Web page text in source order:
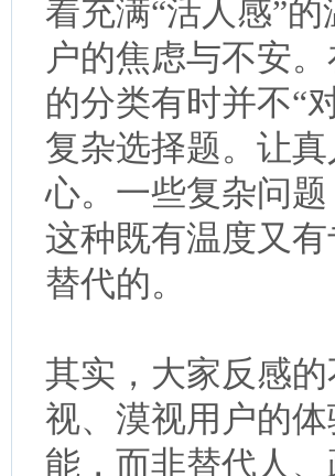
着充满“活人感”
户的焦虑与不安
的分类有时并不“
复杂选择题。让
心。一些复杂问
这种既有温度又
替代的。
其实，大家反感
视、漠视用户的
能，而非替代人